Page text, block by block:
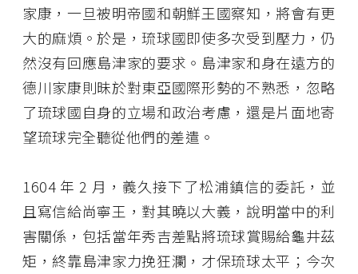
家康，一旦被明帝國和朝鮮王國察知，將會有更
大的麻煩。於是，琉球國即使多次受到壓力，仍
然沒有回應島津家的要求。島津家和身在遠方的
德川家康則昧於對東亞國際形勢的不熟悉，忽略
了琉球國自身的立場和政治考慮，還是片面地寄
望琉球完全聽從他們的差遣。
1604 年 2 月，義久接下了松浦鎮信的委託，並
且寫信給尚寧王，對其曉以大義，說明當中的利
害關係，包括當年秀吉差點將琉球賞賜給龜井茲
矩，終靠島津家力挽狂瀾，才保琉球太平；今次